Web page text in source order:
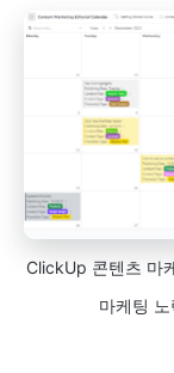
ClickUp 콘텐츠 마
마케팅